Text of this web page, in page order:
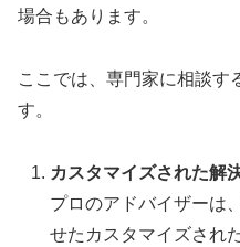
場合もあります。
ここでは、専門家に相談す
す。
カスタマイズされた解
プロのアドバイザーは
せたカスタマイズされ